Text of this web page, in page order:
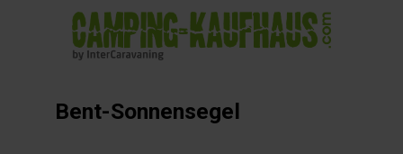
springen
Bent-Sonnensegel